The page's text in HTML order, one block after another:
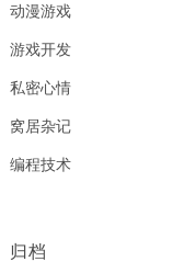
动漫游戏
游戏开发
私密心情
窝居杂记
编程技术
归档